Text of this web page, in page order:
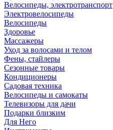
Велосипеды, электротранспорт
Электровелосипеды
Велосипеды
Здоровье
Массажеры
Уход за волосами и телом
Фены, стайлеры
Сезонные товары
Кондиционеры
Садовая техника
Велосипеды и самокаты
Телевизоры для дачи
Подарки близким
Для Него